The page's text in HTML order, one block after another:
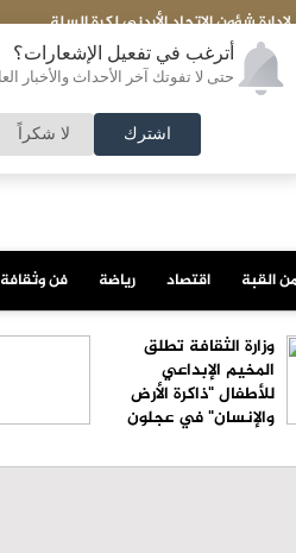
أترغب في تفعيل الإشعارات؟
حتى لا تفوتك آخر الأحداث والأخبار
اشترك لا شكراً
المنتخبات الوطنية
القبة اقتصاد رياضة فن وثقافة
وزارة الثقافة تطلق
المخيم الإبداعي
للأطفال "ذاكرة الأرض
والإنسان" في عجلون